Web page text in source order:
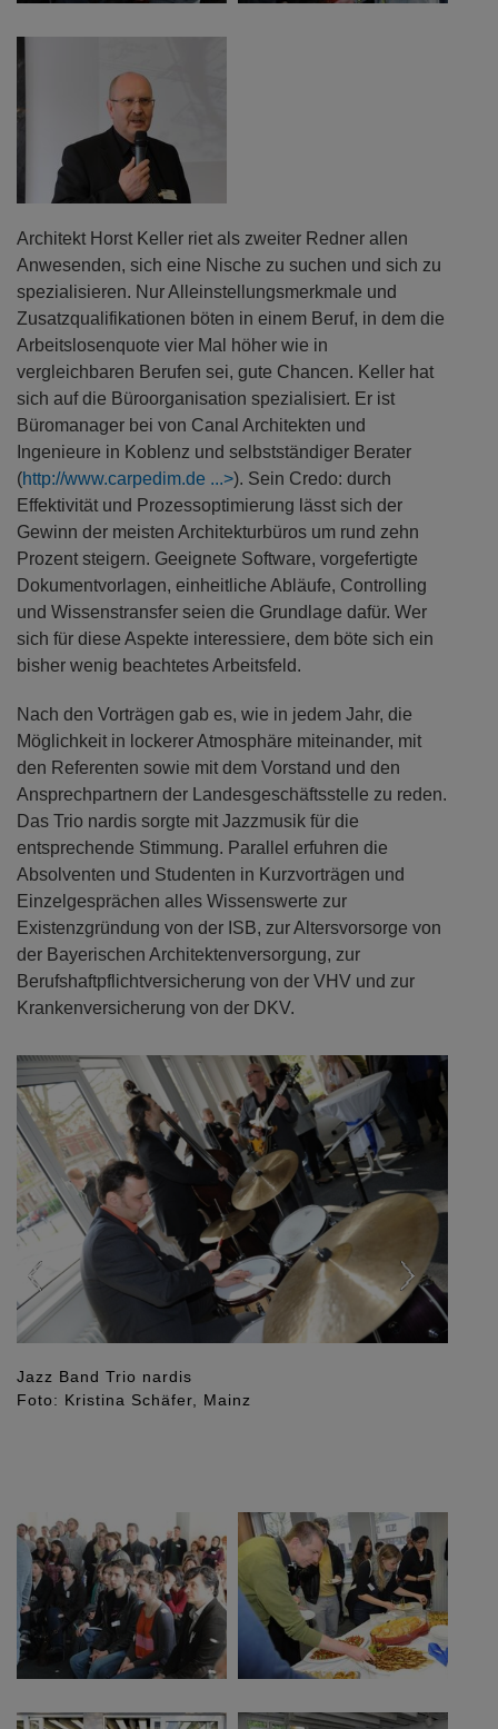
Architekt Horst Keller riet als zweiter Redner allen
Anwesenden, sich eine Nische zu suchen und sich zu
spezialisieren. Nur Alleinstellungsmerkmale und
Zusatzqualifikationen böten in einem Beruf, in dem die
Arbeitslosenquote vier Mal höher wie in
vergleichbaren Berufen sei, gute Chancen. Keller hat
sich auf die Büroorganisation spezialisiert. Er ist
Büromanager bei von Canal Architekten und
Ingenieure in Koblenz und selbstständiger Berater
(http://www.carpedim.de
). Sein Credo: durch
Effektivität und Prozessoptimierung lässt sich der
Gewinn der meisten Architekturbüros um rund zehn
Prozent steigern. Geeignete Software, vorgefertigte
Dokumentvorlagen, einheitliche Abläufe, Controlling
und Wissenstransfer seien die Grundlage dafür. Wer
sich für diese Aspekte interessiere, dem böte sich ein
bisher wenig beachtetes Arbeitsfeld.
Nach den Vorträgen gab es, wie in jedem Jahr, die
Möglichkeit in lockerer Atmosphäre miteinander, mit
den Referenten sowie mit dem Vorstand und den
Ansprechpartnern der Landesgeschäftsstelle zu reden.
Das Trio nardis sorgte mit Jazzmusik für die
entsprechende Stimmung. Parallel erfuhren die
Absolventen und Studenten in Kurzvorträgen und
Einzelgesprächen alles Wissenswerte zur
Existenzgründung von der ISB, zur Altersvorsorge von
der Bayerischen Architektenversorgung, zur
Berufshaftpflichtversicherung von der VHV und zur
Krankenversicherung von der DKV.
Jazz Band Trio nardis
Foto: Kristina Schäfer, Mainz
Previous Next